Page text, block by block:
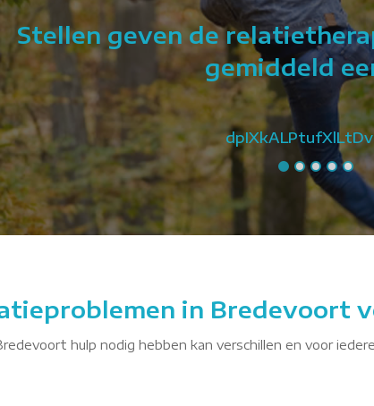
Stellen geven de
gemiddeld
in Bredevoort
hulp nodig hebben kan verschillen en voor